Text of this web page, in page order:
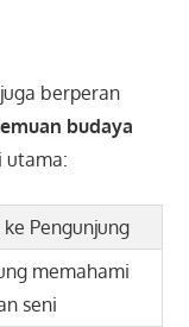
berperan
budaya
utama:
Pengunjung
memahami
seni